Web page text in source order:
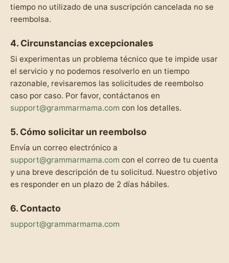
tiempo no utilizado de una suscripción cancelada no se
reembolsa.
4. Circunstancias excepcionales
Si experimentas un problema técnico que te impide usar
el servicio y no podemos resolverlo en un tiempo
razonable, revisaremos las solicitudes de reembolso
caso por caso. Por favor, contáctanos en
support@grammarmama.com con los detalles.
5. Cómo solicitar un reembolso
Envía un correo electrónico a
support@grammarmama.com con el correo de tu cuenta
y una breve descripción de tu solicitud. Nuestro objetivo
es responder en un plazo de 2 días hábiles.
6. Contacto
support@grammarmama.com